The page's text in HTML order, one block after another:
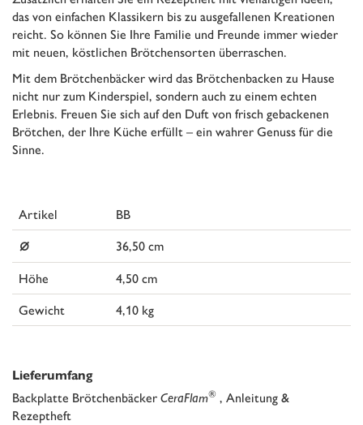
das von einfachen Klassikern bis zu ausgefallenen Kreationen
reicht. So können Sie Ihre Familie und Freunde immer wieder
mit neuen, köstlichen Brötchensorten überraschen.
Mit dem Brötchenbäcker wird das Brötchenbacken zu Hause
nicht nur zum Kinderspiel, sondern auch zu einem echten
Erlebnis. Freuen Sie sich auf den Duft von frisch gebackenen
Brötchen, der Ihre Küche erfüllt – ein wahrer Genuss für die
Sinne.
Artikel BB
⌀
36,50 cm
Höhe
4,50 cm
Gewicht
4,10 kg
Lieferumfang
Backplatte BrötchenbäckerCeraFlam® , Anleitung &
Rezeptheft